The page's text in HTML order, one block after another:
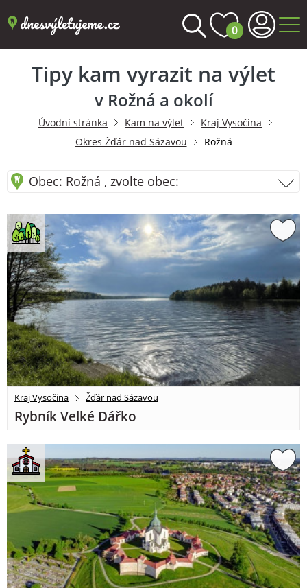
0
Tipy kam vyrazit na výlet
v Rožná a okolí
Úvodní stránka Kam na výlet
Kraj Vysočina
Okres Žďár nad Sázavou
Rožná
Obec: Rožná , zvolte obec:
Kraj Vysočina Žďár nad Sázavou
Rybník Velké Dářko